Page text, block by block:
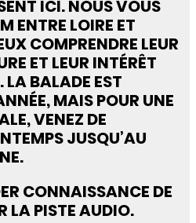
ICI. NOUS VOUS
ENTRE LOIRE ET
COMPRENDRE LEUR
ET LEUR INTÉRÊT
LA BALADE EST
MAIS POUR UNE
VENEZ DE
JUSQU’AU
CONNAISSANCE DE
LA PISTE AUDIO.